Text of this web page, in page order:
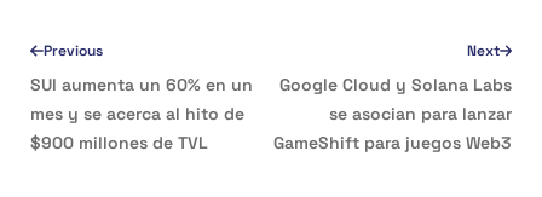
Previous
SUI aumenta un 60% en un
mes y se acerca al hito de
$900 millones de TVL
Next
Google Cloud y Solana Labs
se asocian para lanzar
GameShift para juegos Web3